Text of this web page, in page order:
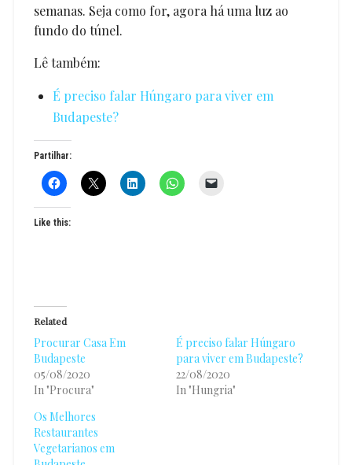
semanas. Seja como for, agora há uma luz ao
fundo do túnel.
Lê também:
É preciso falar Húngaro para viver em
Budapeste?
Partilhar:
Like this:
Related
Procurar Casa Em
Budapeste
05/08/2020
In "Procura"
É preciso falar Húngaro
para viver em Budapeste?
22/08/2020
In "Hungria"
Os Melhores
Restaurantes
Vegetarianos em